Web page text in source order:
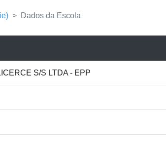
Dados da Escola
S/S LTDA - EPP